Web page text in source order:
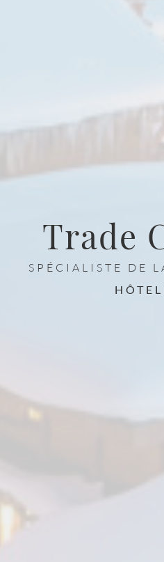
Trade
SPÉCIALISTE DE